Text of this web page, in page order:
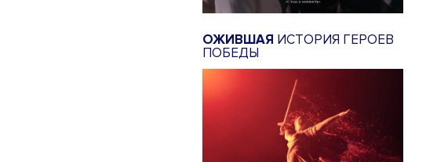
ОЖИВШАЯ ИСТОРИЯ ГЕРОЕВ
ПОБЕДЫ